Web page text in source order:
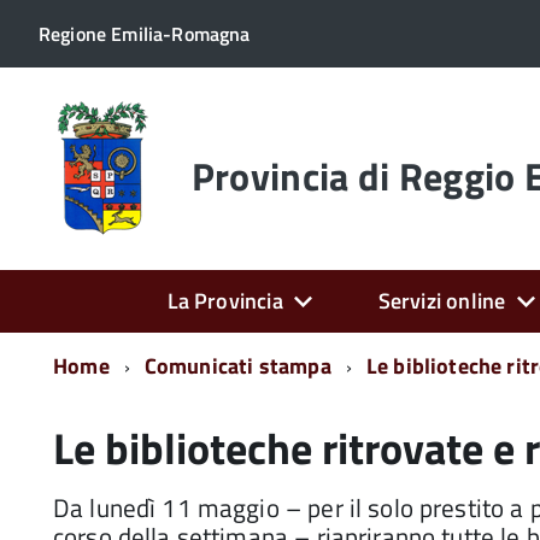
Regione Emilia-Romagna
Torna
alla
home
page Provincia di Reggio
La Provincia
Servizi online
Home
Comunicati stampa Le biblioteche
Le biblioteche ritrovate e
Da lunedì 11 maggio – per il solo prestito